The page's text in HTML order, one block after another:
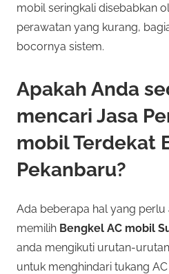
mobil seringkali disebabkan
perawatan yang kurang,
bocornya sistem.
Apakah Anda
mencari Jasa
mobil Terdekat
Pekanbaru?
Ada beberapa hal yang
memilih Bengkel AC mobil
anda mengikuti urutan-
untuk menghindari tukang